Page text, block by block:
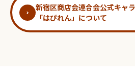
新宿区商店会連合会公式キャ
「はぴれん」について